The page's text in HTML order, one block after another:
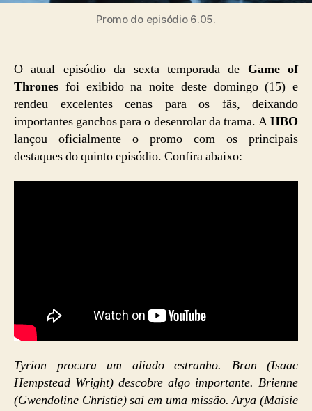
Promo do episódio 6.05.
O atual episódio da sexta temporada de Game of
Thrones foi exibido na noite deste domingo (15) e
rendeu excelentes cenas para os fãs, deixando
importantes ganchos para o desenrolar da trama. AHBO
lançou oficialmente o promo com os principais
destaques do quinto episódio. Confira abaixo:
Tyrion procura um aliado estranho. Bran (Isaac
Hempstead Wright) descobre algo importante. Brienne
(Gwendoline Christie) sai em uma missão. Arya (Maisie